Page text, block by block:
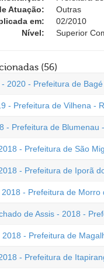
Atuação:
Outras
em:
02/2010
Nível:
Superior
(56)
- 2020 - Prefeitura de
- Prefeitura de Vilhena -
- Prefeitura de Blumenau
- Prefeitura de São
- Prefeitura de Iporã
2018 - Prefeitura de
de Assis - 2018 -
2018 - Prefeitura de
- Prefeitura de